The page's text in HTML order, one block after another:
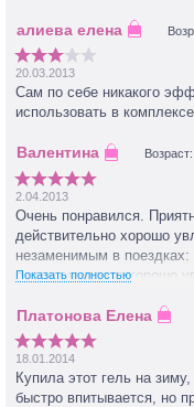
20.03.2013
Сам по себе никакого
использовать в
2.04.2013
Очень понравился.
действительно хорошо
незаменимым в
после самолета хорошо
Показать полностью
18.01.2014
Купила этот гель на
быстро впитывается, но